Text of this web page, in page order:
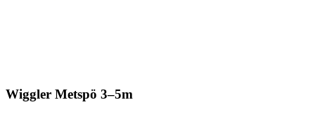
Wiggler Metspö 3–5m